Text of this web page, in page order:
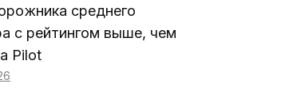
среднего
с рейтингом выше, чем
Pilot